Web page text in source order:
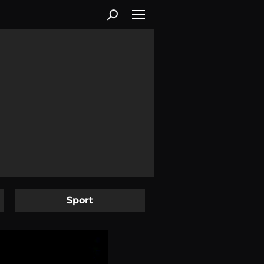
Sport